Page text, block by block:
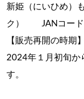
新姫（にいひめ）
ク） JANコード
【販売再開の時期】
2024年１月初旬
す。